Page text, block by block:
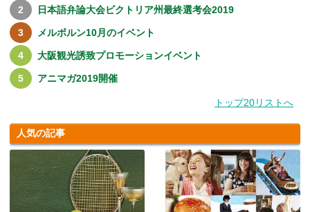
日本語弁論大会ビクトリア州最終選考会2019
メルボルン10月のイベント
大阪観光誘致プロモーションイベント
アニマガ2019開催
トップ20リストへ
人気の記事